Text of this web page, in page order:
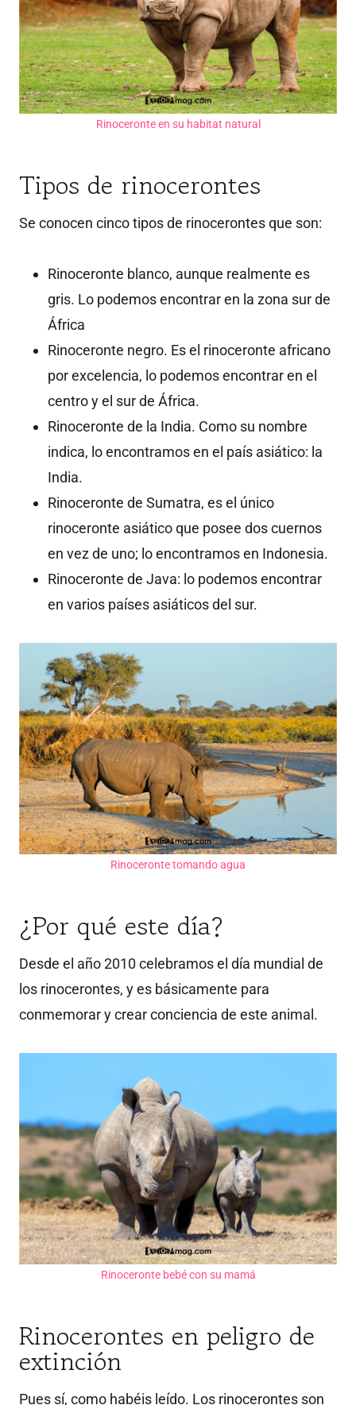
Rinoceronte en su habitat natural
Tipos de rinocerontes
Se conocen cinco tipos de rinocerontes que son:
Rinoceronte blanco, aunque realmente es
gris. Lo podemos encontrar en la zona sur de
África
Rinoceronte negro. Es el rinoceronte africano
por excelencia, lo podemos encontrar en el
centro y el sur de África.
Rinoceronte de la India. Como su nombre
indica, lo encontramos en el país asiático: la
India.
Rinoceronte de Sumatra, es el único
rinoceronte asiático que posee dos cuernos
en vez de uno; lo encontramos en Indonesia.
Rinoceronte de Java: lo podemos encontrar
en varios países asiáticos del sur.
Rinoceronte tomando agua
¿Por qué este día?
Desde el año 2010 celebramos el día mundial de
los rinocerontes, y es básicamente para
conmemorar y crear conciencia de este animal.
Rinoceronte bebé con su mamá
Rinocerontes en peligro de
extinción
Pues sí, como habéis leído. Los rinocerontes son